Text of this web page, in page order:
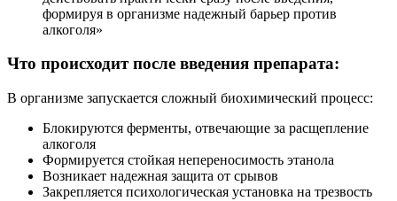
формируя в организме надежный барьер против
алкоголя»
Что происходит после введения препарата:
В организме запускается сложный биохимический процесс:
Блокируются ферменты, отвечающие за расщепление
алкоголя
Формируется стойкая непереносимость этанола
Возникает надежная защита от срывов
Закрепляется психологическая установка на трезвость